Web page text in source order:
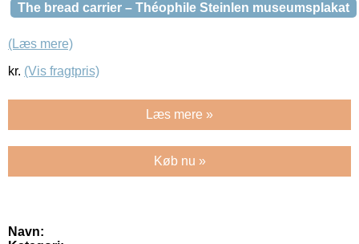
The bread carrier – Théophile Steinlen museumsplakat
(Læs mere)
kr. (Vis fragtpris)
Læs mere »
Køb nu »
Navn: